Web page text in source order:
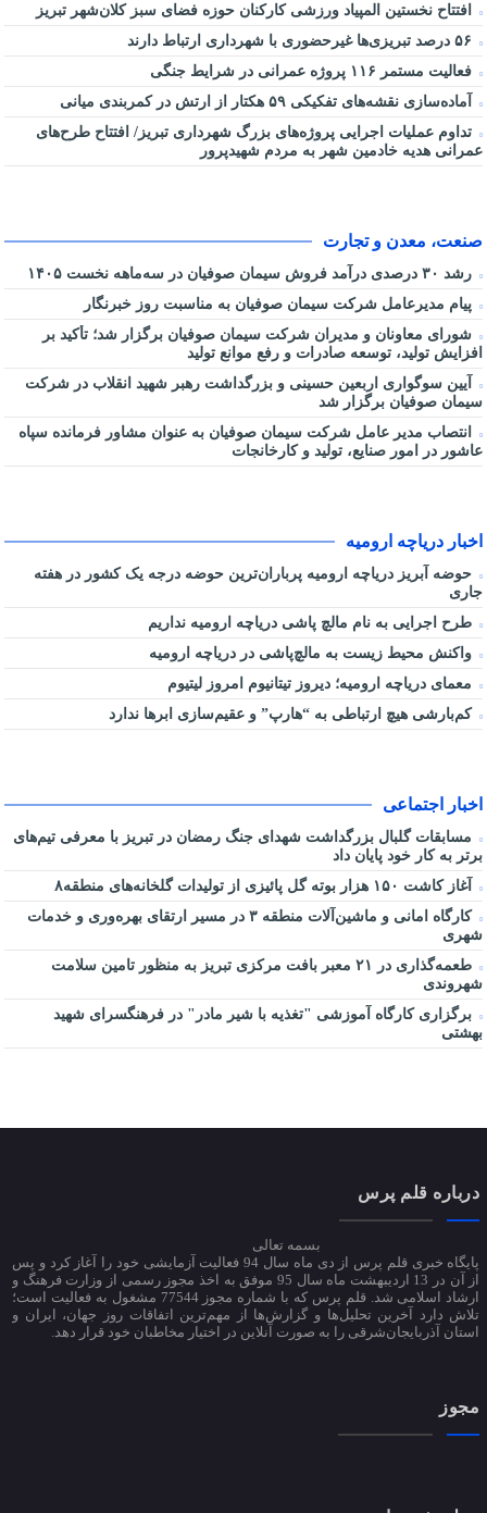
افتتاح نخستین المپیاد ورزشی کارکنان حوزه فضای سبز کلان‌شهر تبریز
فعالیت مستمر ۱۱۶ پروژه عمرانی در شرایط جنگی
آماده‌سازی نقشه‌های تفکیکی ۵۹ هکتار از ارتش در کمربندی میانی
تداوم عملیات اجرایی پروژه‌های بزرگ شهرداری تبریز/ افتتاح طرح‌های
عمرانی هدیه خادمین شهر به مردم شهیدپرور
صنعت، معدن و تجارت
رشد ۳۰ درصدی درآمد فروش سیمان صوفیان در سه‌ماهه نخست ۱۴۰۵
پیام مدیرعامل شرکت سیمان صوفیان به مناسبت روز خبرنگار
شورای معاونان و مدیران شرکت سیمان صوفیان برگزار شد؛ تأکید بر
افزایش تولید، توسعه صادرات و رفع موانع تولید
آیین سوگواری اربعین حسینی و بزرگداشت رهبر شهید انقلاب در شرکت
سیمان صوفیان برگزار شد
انتصاب مدیر عامل شرکت سیمان صوفیان به عنوان مشاور فرمانده سپاه
عاشور در امور صنایع، تولید و کارخانجات
اخبار دریاچه ارومیه
حوضه آبریز دریاچه ارومیه پرباران‌ترین حوضه‌ درجه یک کشور در هفته
جاری
طرح اجرایی به نام مالچ پاشی دریاچه ارومیه نداریم
واکنش محیط زیست به مالچ‌پاشی در دریاچه ارومیه
معمای دریاچه ارومیه؛ دیروز تیتانیوم امروز لیتیوم
کم‌بارشی هیچ ارتباطی به “هارپ” و عقیم‌سازی ابرها ندارد
اخبار اجتماعی
مسابقات گلبال بزرگداشت شهدای جنگ رمضان در تبریز با معرفی تیم‌های
برتر به کار خود پایان داد
آغاز کاشت ۱۵۰ هزار بوته گل پائیزی از تولیدات گلخانه‌های منطقه۸
کارگاه امانی و ماشین‌آلات منطقه ۳ در مسیر ارتقای بهره‌وری و خدمات
شهری
طعمه‌گذاری در ۲۱ معبر بافت مرکزی تبریز به منظور تامین سلامت
شهروندی
برگزاری کارگاه آموزشی "تغذیه با شیر مادر" در فرهنگسرای شهید
بهشتی
درباره قلم پرس
بسمه تعالی
پایگاه خبری قلم پرس از دی ماه سال 94 فعالیت آزمایشی خود را آغاز کرد و پس
از آن در 13 اردیبهشت ماه سال 95 موفق به اخذ مجوز رسمی از وزارت فرهنگ و
ارشاد اسلامی شد. قلم پرس که با شماره مجوز 77544 مشغول به فعالیت است؛
تلاش دارد آخرین تحلیل‌ها و گزارش‌ها از مهم‌ترین اتفاقات روز جهان، ایران و
استان آذربایجان‌شرقی را به صورت آنلاین در اختیار مخاطبان خود قرار دهد.
مجوز